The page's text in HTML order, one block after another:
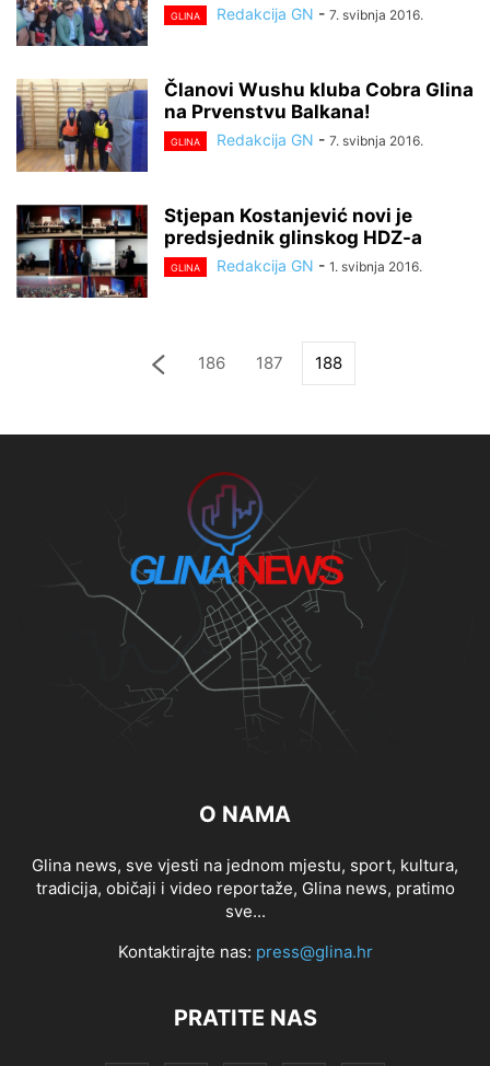
GLINA Redakcija GN - 7. svibnja 2016.
Članovi Wushu kluba Cobra Glina
na Prvenstvu Balkana!
GLINA Redakcija GN - 7. svibnja 2016.
Stjepan Kostanjević novi je
predsjednik glinskog HDZ-a
GLINA Redakcija GN - 1. svibnja 2016.
186 187 188
O NAMA
Glina news, sve vjesti na jednom mjestu, sport, kultura,
tradicija, običaji i video reportaže, Glina news, pratimo
sve...
Kontaktirajte nas: press@glina.hr
PRATITE NAS